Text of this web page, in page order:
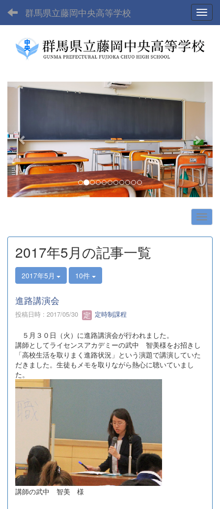
群馬県立藤岡中央高等学校
p
i
o
u
s
e
2017年5月の記事一覧
2017年5月 10件
進路講演会
投稿日時 : 2017/05/30 定時制課程
５月３０日（火）に進路講演会が行われました。
講師としてライセンスアカデミーの武中 智美様をお招きし
「高校生活を取りまく進路状況」という演題で講演していた
だきました。生徒もメモを取りながら熱心に聴いていまし
た。
講師の武中 智美 様